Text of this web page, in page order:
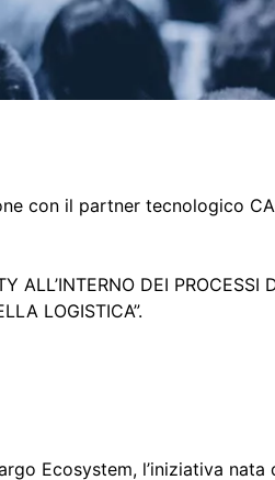
con il partner tecnologico
ALL’INTERNO DEI PROCESSI
LOGISTICA”.
Ecosystem, l’iniziativa